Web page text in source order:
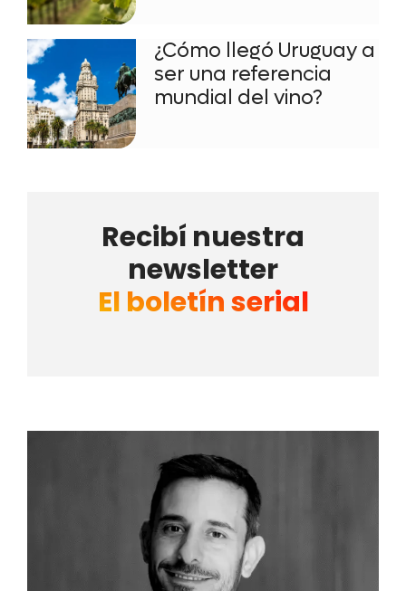
¿Cómo llegó Uruguay a
ser una referencia
mundial del vino?
Recibí nuestra
newsletter
El boletín serial